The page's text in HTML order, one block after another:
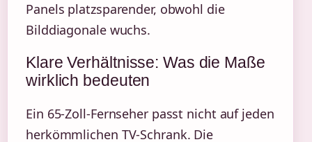
Panels platzsparender, obwohl die
Bilddiagonale wuchs.
Klare Verhältnisse: Was die Maße
wirklich bedeuten
Ein 65-Zoll-Fernseher passt nicht auf jeden
herkömmlichen TV-Schrank. Die